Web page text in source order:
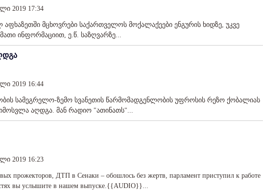
2019 17:34
მცხოვრები საქართველოს მოქალაქეები ენგურის ხიდზე, უკვე
ინფორმაციით, ე.წ. საზღვარზე...
2019 16:44
სამეგრელო-ზემო სვანეთის წარმომადგენლობის უფროსის რეზო ქობალიას
აღდგა. მან რადიო "ათინათს"...
2019 16:23
прожекторов, ДТП в Сенаки – обошлось без жертв, парламент приступил к работе
вы услышите в нашем выпуске.{{AUDIO}}...